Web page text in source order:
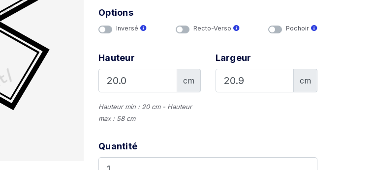
Options
Inversé Recto-Verso Pochoir
Hauteur
cm
Hauteur min : 20 cm - Hauteur
max : 58 cm
Largeur
cm
Quantité